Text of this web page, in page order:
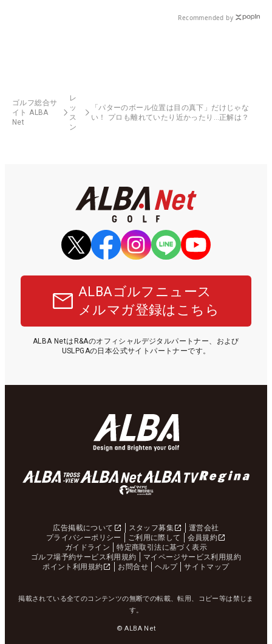
Recommended by
ゴルフ総合サ
イト ALBA
Net
レ
ッ
ス
ン
「パターのボール位置は目の真下」だけじゃな
い！ プロも離れていたり近かったり…正解は？
ALBAゴルフニュース
メルマガ登録はこちら
ALBA NetはR&Aのオフィシャルデジタルパートナー、および
USLPGAの日本公式サイトパートナーです。
広告掲載について スタッフ募集
運営会社
プライバシーポリシー
ご利用に際して
会員規約
ガイドライン
特定商取引法に基づく表示
ゴルフ場予約サービス利用規約
マイページサービス利用規約
ポイント利用規約
お問合せ ヘルプ サイトマップ
掲載されている全てのコンテンツの無断での転載、転用、コピー等は禁じま
す。
© ALBA Net